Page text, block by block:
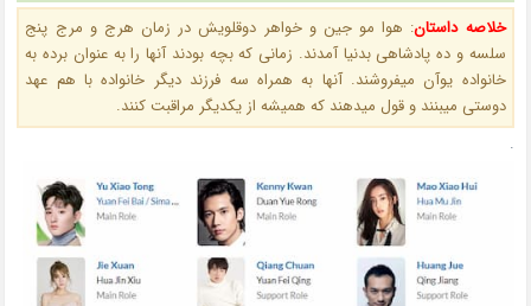
خلاصه داستان: هوا مو جین و خواهر دوقلویش در زمان هرج و مرج پنج
سلسه و ده پادشاهی بدنیا آمدند. زمانی که بچه بودند آنها را به عنوان برده به
خانواده یوآن میفروشند. آنها به همراه سه فرزند دیگر خانواده با هم عهد
دوستی میبنند و قول میدهند که همیشه از یکدیگر مراقبت کنند.
.